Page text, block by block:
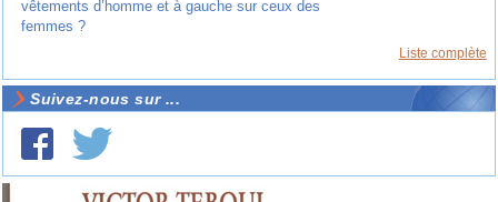
vêtements d’homme et à gauche sur ceux des
femmes ?
Liste complète
Suivez-nous sur ...